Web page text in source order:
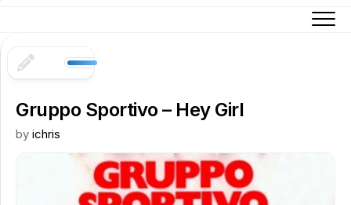
content
Gruppo Sportivo – Hey Girl
by ichris